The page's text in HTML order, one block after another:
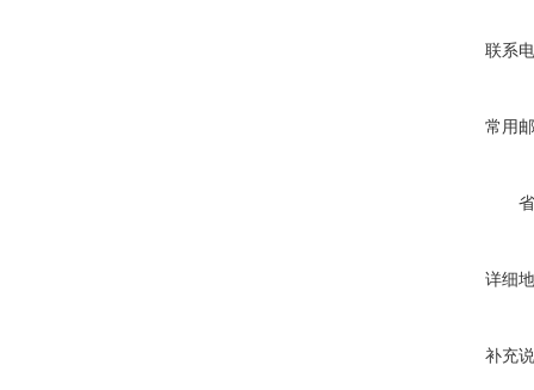
联系
常用
详细
补充